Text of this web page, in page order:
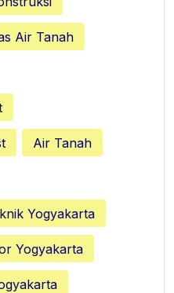
Air Tanah
Air Tanah
Yogyakarta
Yogyakarta